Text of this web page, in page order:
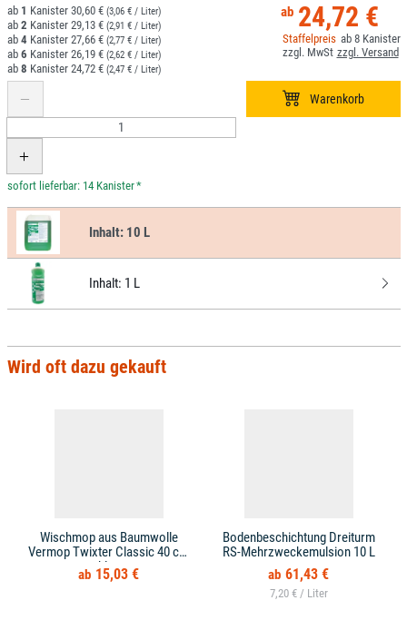
24,72 €
8
1 30,60 € (3,06 € / Liter)
2 29,13 € (2,91 € / Liter)
4 27,66 € (2,77 € / Liter)
6 26,19 € (2,62 € / Liter)
8 24,72 € (2,47 € / Liter)
*
Inhalt: 10 L
Inhalt: 1 L
Wird oft dazu gekauft
Wischmop aus Baumwolle
Vermop Twixter Classic 40 cm
blau
15,03 €
Bodenbeschichtung Dreiturm
RS-Mehrzweckemulsion 10 L
61,43 €
7,20 € /